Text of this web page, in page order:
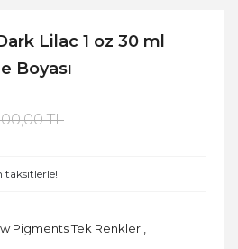
Lilac 1 oz 30 ml
Boyası
TL
taksitlerle!
Pigments Tek Renkler